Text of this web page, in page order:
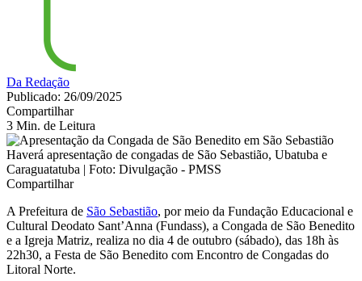
Da Redação
Publicado: 26/09/2025
Compartilhar
3 Min. de Leitura
Haverá apresentação de congadas de São Sebastião, Ubatuba e
Caraguatatuba | Foto: Divulgação - PMSS
Compartilhar
A Prefeitura de São Sebastião, por meio da Fundação Educacional e
Cultural Deodato Sant’Anna (Fundass), a Congada de São Benedito
e a Igreja Matriz, realiza no dia 4 de outubro (sábado), das 18h às
22h30, a Festa de São Benedito com Encontro de Congadas do
Litoral Norte.